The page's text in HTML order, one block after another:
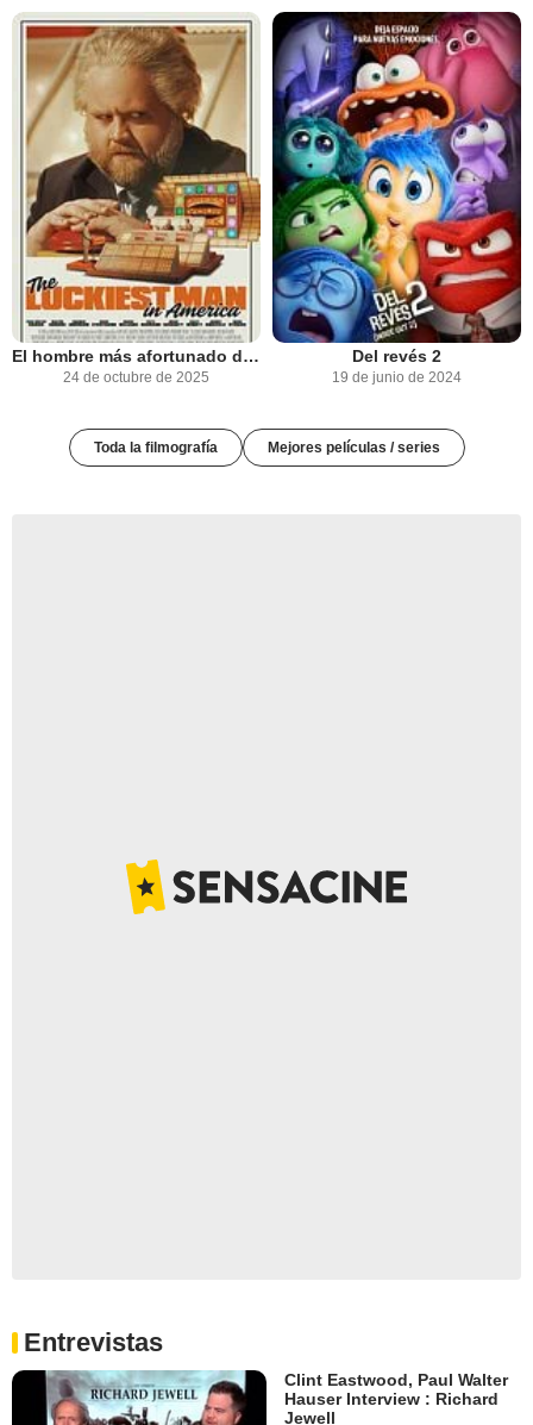
El hombre más afortunado de América
24 de octubre de 2025
Del revés 2
19 de junio de 2024
Toda la filmografía Mejores películas / series
Entrevistas
Clint Eastwood, Paul Walter
Hauser Interview : Richard
Jewell